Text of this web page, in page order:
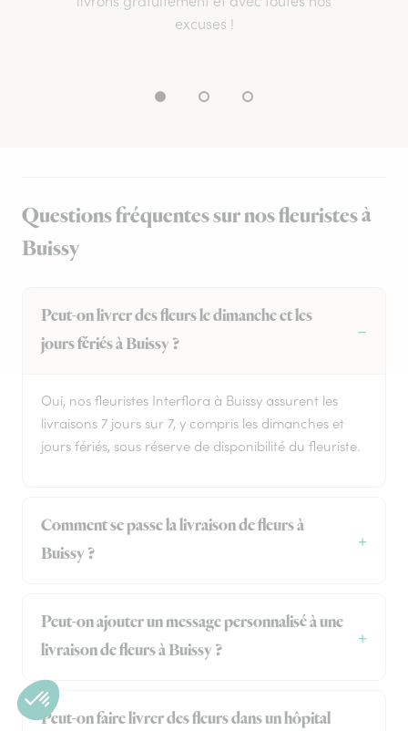
excuses !
Questions fréquentes sur nos fleuristes à
Buissy
Peut-on livrer des fleurs le dimanche et les
jours fériés à Buissy ?
Oui, nos fleuristes Interflora à Buissy assurent les
livraisons 7 jours sur 7, y compris les dimanches et
jours fériés, sous réserve de disponibilité du fleuriste.
Comment se passe la livraison de fleurs à
Buissy ?
Peut-on ajouter un message personnalisé à une
livraison de fleurs à Buissy ?
Peut-on faire livrer des fleurs dans un hôpital